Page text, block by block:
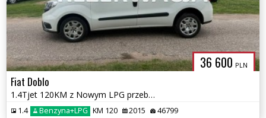
36 600 PLN
Fiat Doblo
1.4Tjet 120KM z Nowym LPG przebieg 46 tys km
1.4 Benzyna+LPG KM 120 2015 46799